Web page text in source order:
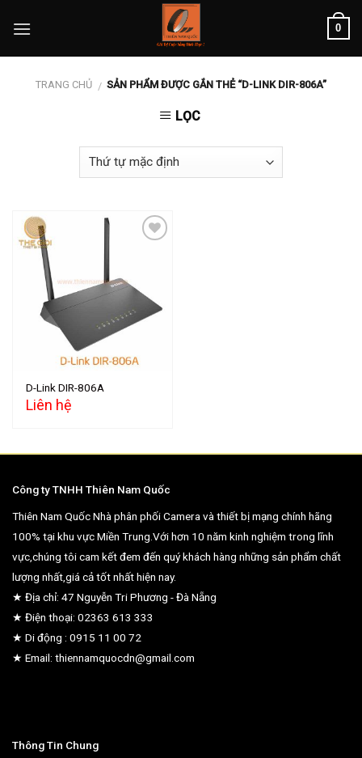
0
TRANG CHỦ / SẢN PHẨM ĐƯỢC GẮN THẺ “D-LINK DIR-806A”
LỌC
wishlist
D-Link DIR-806A
Liên hệ
Công ty TNHH Thiên Nam Quốc
Thiên Nam Quốc Nhà phân phối Camera và thiết bị mạng chính hãng
100% tại khu vực Miền Trung.Với hơn 10 năm kinh nghiệm trong lĩnh
vực,chúng tôi cam kết đem đến quý khách hàng những sản phẩm chất
lượng nhất,giá cả tốt nhất hiện nay.
★ Địa chỉ: 47 Nguyễn Tri Phương - Đà Nẵng
★ Điện thoại: 02363 613 333
★ Di động : 0915 11 00 72
★ Email: thiennamquocdn@gmail.com
Thông Tin Chung